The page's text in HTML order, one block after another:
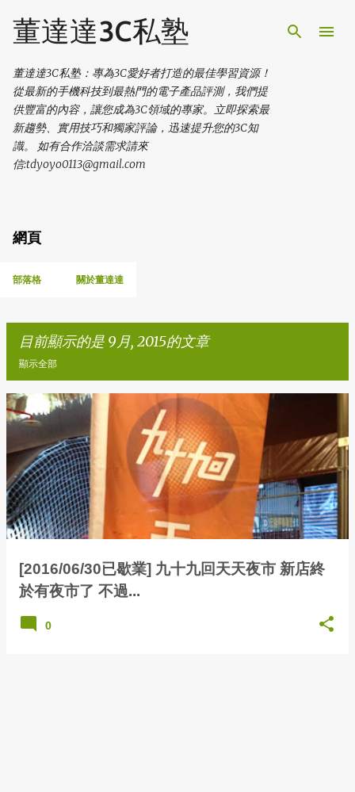
跳到主要內容
董達達3C私塾
董達達3C私塾：專為3C愛好者打造的最佳學習資源！
從最新的手機科技到最熱門的電子產品評測，我們提
供豐富的內容，讓您成為3C領域的專家。立即探索最
新趨勢、實用技巧和獨家評論，迅速提升您的3C知
識。 如有合作洽談需求請來
信:tdyoyo0113@gmail.com
網頁
部落格 關於董達達
目前顯示的是 9月, 2015的文章
顯示全部
發
表
文
章
[2016/06/30已歇業] 九十九回天天夜市 新店終
於有夜市了 不過...
0